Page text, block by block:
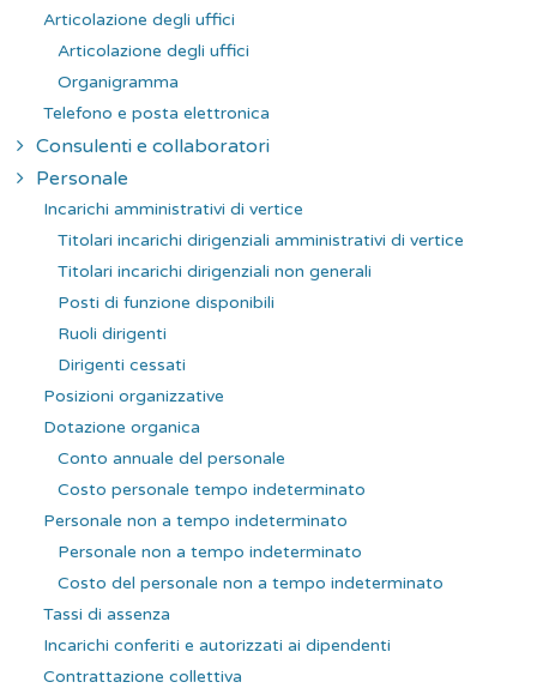
Articolazione degli uffici
Articolazione degli uffici
Organigramma
Telefono e posta elettronica
Consulenti e collaboratori
Personale
Incarichi amministrativi di vertice
Titolari incarichi dirigenziali amministrativi di vertice
Titolari incarichi dirigenziali non generali
Posti di funzione disponibili
Ruoli dirigenti
Dirigenti cessati
Posizioni organizzative
Dotazione organica
Conto annuale del personale
Costo personale tempo indeterminato
Personale non a tempo indeterminato
Personale non a tempo indeterminato
Costo del personale non a tempo indeterminato
Tassi di assenza
Incarichi conferiti e autorizzati ai dipendenti
Contrattazione collettiva